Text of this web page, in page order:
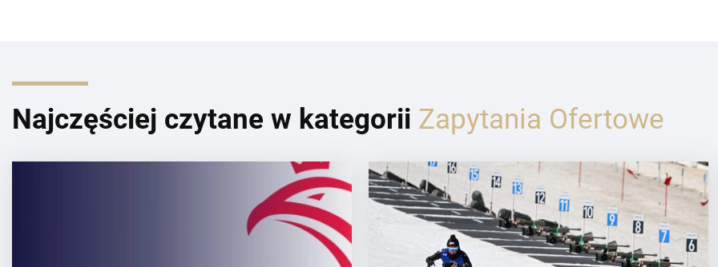
Najczęściej czytane w kategorii Zapytania Ofertowe